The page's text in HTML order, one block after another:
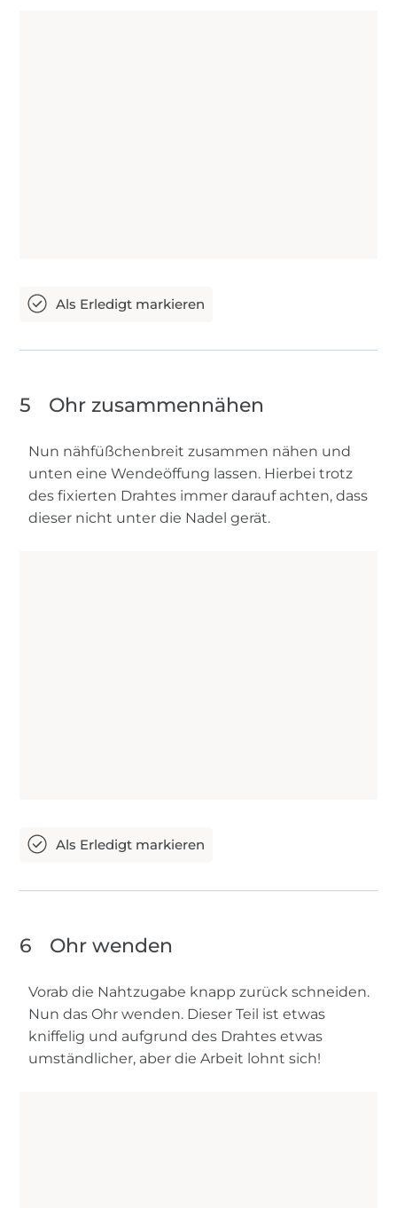
5 Ohr zusammennähen
Nun nähfüßchenbreit zusammen nähen und
unten eine Wendeöffung lassen. Hierbei trotz
des fixierten Drahtes immer darauf achten, dass
dieser nicht unter die Nadel gerät.
6 Ohr wenden
Vorab die Nahtzugabe knapp zurück schneiden.
Nun das Ohr wenden. Dieser Teil ist etwas
kniffelig und aufgrund des Drahtes etwas
umständlicher, aber die Arbeit lohnt sich!